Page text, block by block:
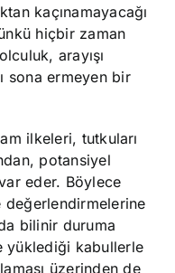
kaçınamayacağı
hiçbir zaman
arayışı
sona ermeyen bir
ilkeleri, tutkuları
potansiyel
eder. Böylece
bilinir duruma
yüklediği kabullerle
üzerinden de